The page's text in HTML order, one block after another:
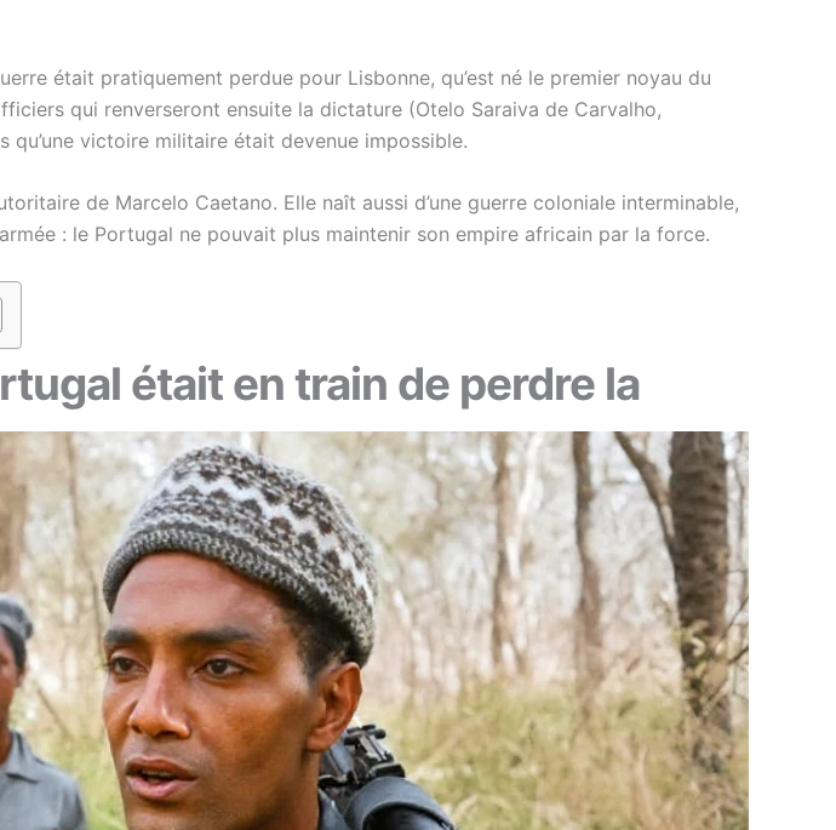
était pratiquement perdue pour Lisbonne, qu’est né le premier noyau du
qui renverseront ensuite la dictature (Otelo Saraiva de Carvalho,
victoire militaire était devenue impossible.
de Marcelo Caetano. Elle naît aussi d’une guerre coloniale interminable,
: le Portugal ne pouvait plus maintenir son empire africain par la force.
était en train de perdre la